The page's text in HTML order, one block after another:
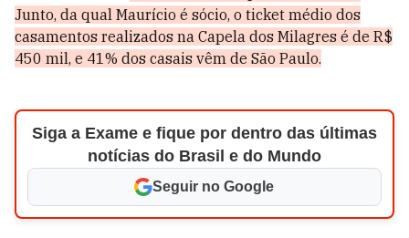
Junto, da qual Maurício é sócio, o ticket médio dos
casamentos realizados na Capela dos Milagres é de R$
450 mil, e 41% dos casais vêm de São Paulo.
Siga a Exame e fique por dentro das últimas
notícias do Brasil e do Mundo
Seguir no Google